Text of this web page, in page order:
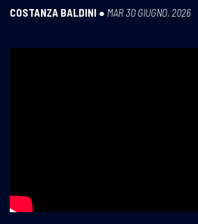
COSTANZA BALDINI ● MAR 30 GIUGNO, 2026